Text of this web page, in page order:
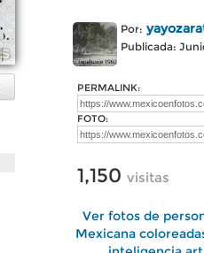
Por:
Publicada:
PERMALINK:
FOTO:
1,150 visitas
Ver fotos de
Mexicana